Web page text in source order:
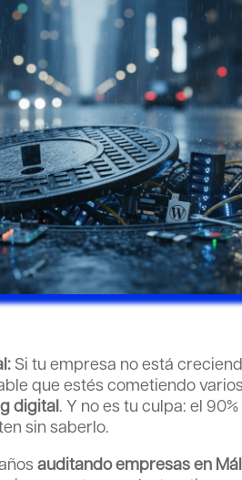
Si tu empresa no está
que estés cometiendo
digital . Y no es tu culpa: el 90%
sin saberlo.
auditando empresas en